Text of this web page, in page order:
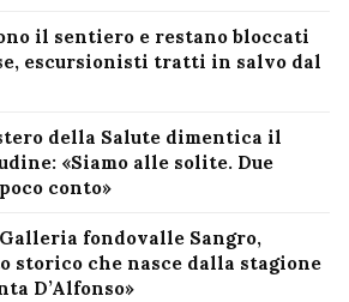
il sentiero e restano bloccati
escursionisti tratti in salvo dal
della Salute dimentica il
«Siamo alle solite. Due
conto»
Galleria fondovalle Sangro,
storico che nasce dalla stagione
D’Alfonso»